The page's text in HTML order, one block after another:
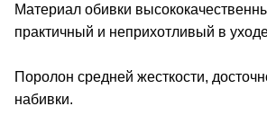
Материал обивки
практичный и неприхотливый в
Поролон средней жесткости,
набивки.